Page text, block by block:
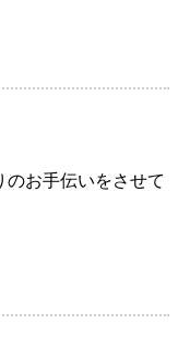
お手伝いをさせて